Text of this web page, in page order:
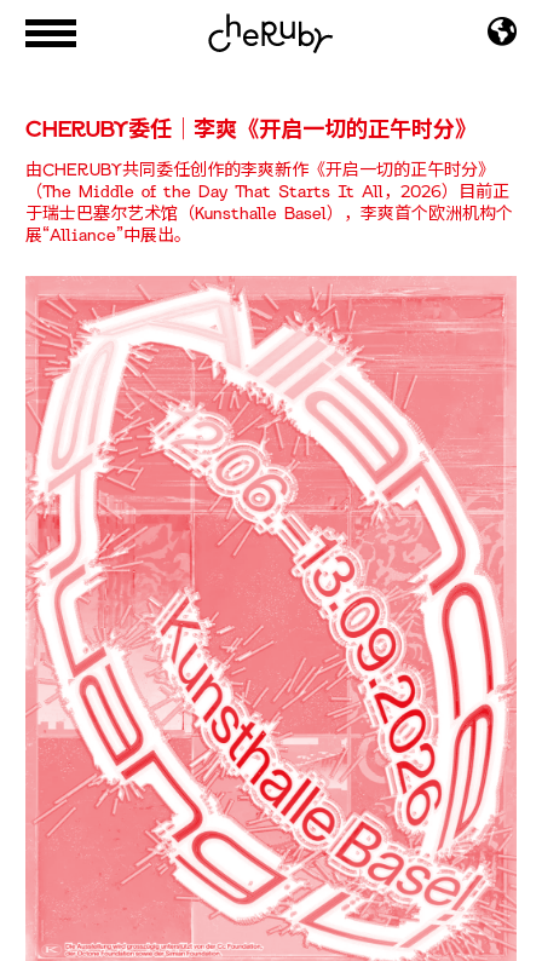
CHERUBY委任｜李爽《开启一切的正午时分》
由CHERUBY共同委任创作的李爽新作《开启一切的正午时分》
（The Middle of the Day That Starts It All，2026）目前正
于瑞士巴塞尔艺术馆（Kunsthalle Basel），李爽首个欧洲机构个
展“Alliance”中展出。